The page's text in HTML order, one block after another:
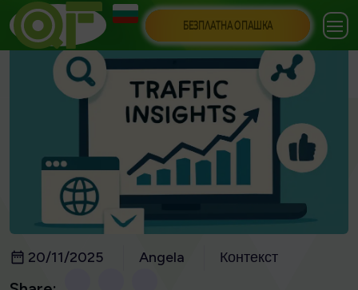
БЕЗПЛАТНА ОПАШКА
20/11/2025 Angela Контекст